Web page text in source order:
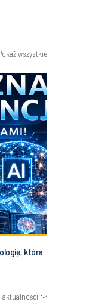
wszystkie
która
aktualności